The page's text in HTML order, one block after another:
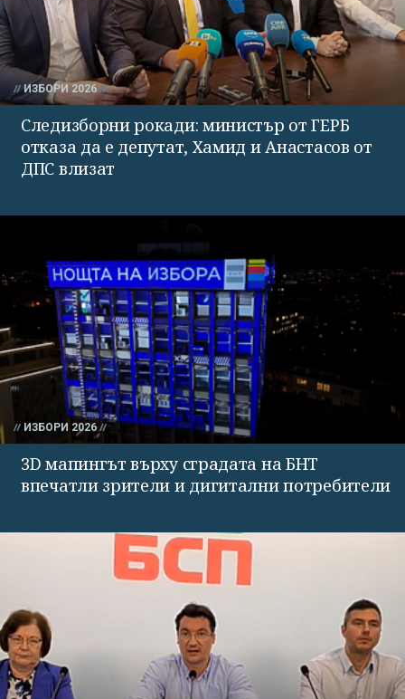
ИЗБОРИ 2026
Следизборни рокади: министър от ГЕРБ
отказа да е депутат, Хамид и Анастасов от
ДПС влизат
ИЗБОРИ 2026
3D мапингът върху сградата на БНТ
впечатли зрители и дигитални потребители